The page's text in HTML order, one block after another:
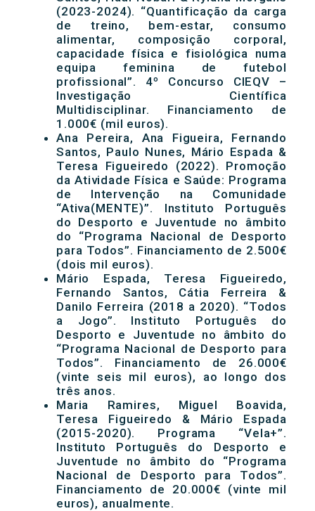
(2023-2024). “Quantificação da carga
de treino, bem-estar, consumo
alimentar, composição corporal,
capacidade física e fisiológica numa
equipa feminina de futebol
profissional”. 4º Concurso CIEQV –
Investigação Científica
Multidisciplinar. Financiamento de
1.000€ (mil euros).
Ana Pereira, Ana Figueira, Fernando
Santos, Paulo Nunes, Mário Espada &
Teresa Figueiredo (2022). Promoção
da Atividade Física e Saúde: Programa
de Intervenção na Comunidade
“Ativa(MENTE)”. Instituto Português
do Desporto e Juventude no âmbito
do “Programa Nacional de Desporto
para Todos”. Financiamento de 2.500€
(dois mil euros).
Mário Espada, Teresa Figueiredo,
Fernando Santos, Cátia Ferreira &
Danilo Ferreira (2018 a 2020). “Todos
a Jogo”. Instituto Português do
Desporto e Juventude no âmbito do
“Programa Nacional de Desporto para
Todos”. Financiamento de 26.000€
(vinte seis mil euros), ao longo dos
três anos.
Maria Ramires, Miguel Boavida,
Teresa Figueiredo & Mário Espada
(2015-2020). Programa “Vela+”.
Instituto Português do Desporto e
Juventude no âmbito do “Programa
Nacional de Desporto para Todos”.
Financiamento de 20.000€ (vinte mil
euros), anualmente.